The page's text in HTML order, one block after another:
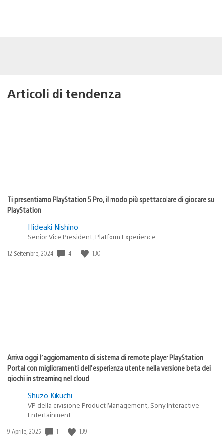
Articoli di tendenza
Ti presentiamo PlayStation 5 Pro, il modo più spettacolare di giocare su
PlayStation
Hideaki Nishino
Senior Vice President, Platform Experience
Data
12 Settembre, 2024 4 130
Arriva oggi l’aggiornamento di sistema di remote player PlayStation
Portal con miglioramenti dell’esperienza utente nella versione beta dei
giochi in streaming nel cloud
Shuzo Kikuchi
VP della divisione Product Management, Sony Interactive
Entertainment
Data
9 Aprile, 2025 1 139